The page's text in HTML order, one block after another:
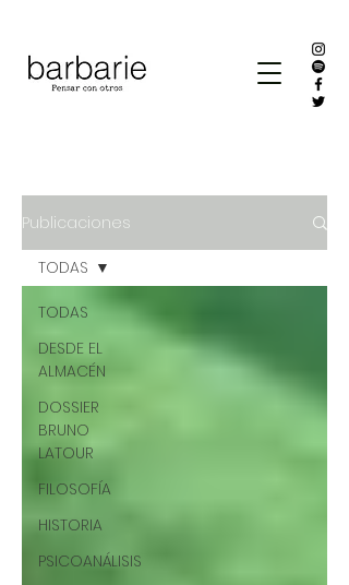
Publicaciones
TODAS
DESDE EL
ALMACÉN
DOSSIER
BRUNO
LATOUR
FILOSOFÍA
HISTORIA
PSICOANÁLISIS
TODAS